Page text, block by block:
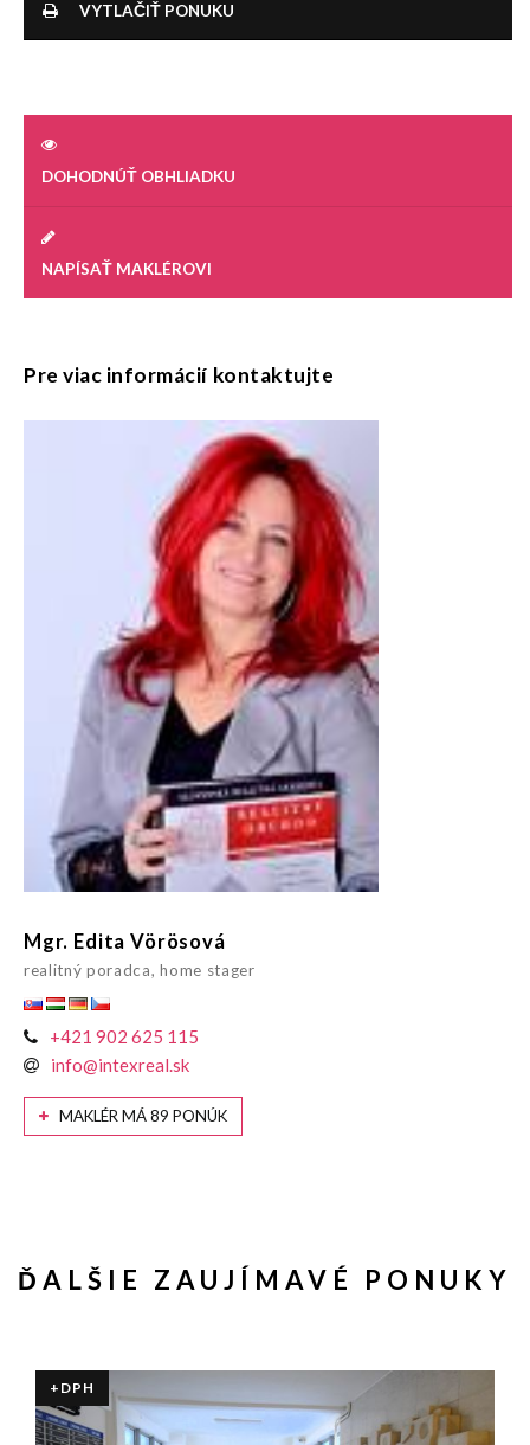
VYTLAČIŤ PONUKU
DOHODNÚŤ OBHLIADKU
NAPÍSAŤ MAKLÉROVI
Pre viac informácií kontaktujte
Mgr. Edita Vörösová
realitný poradca, home stager
+421 902 625 115
info@intexreal.sk
MAKLÉR MÁ 89 PONÚK
ĎALŠIE ZAUJÍMAVÉ PONUKY
+DPH